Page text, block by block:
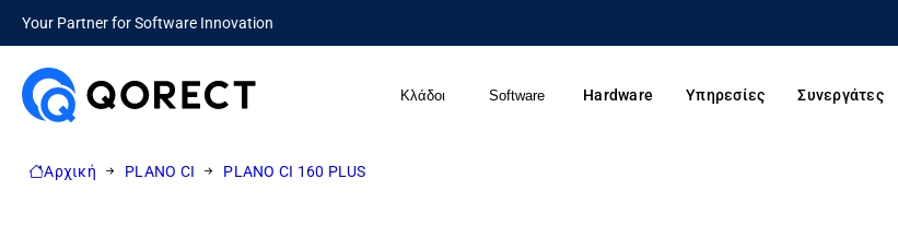
Your Partner for Software Innovation
Κλάδοι Software Hardware Υπηρεσίες Συνεργάτες
Αρχική PLANO CI PLANO CI 160 PLUS